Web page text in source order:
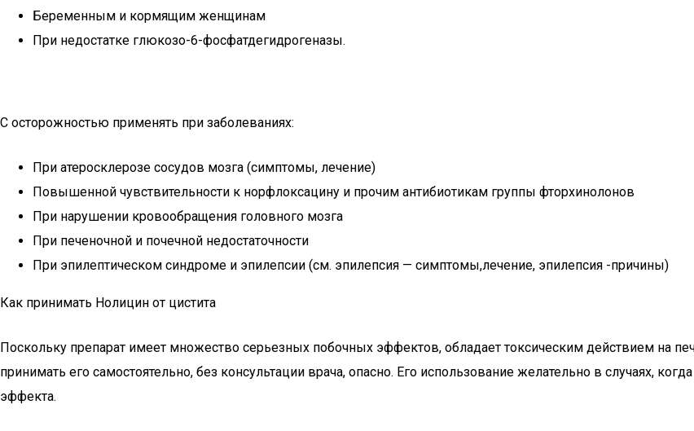
Беременным и кормящим женщинам
При недостатке глюкозо-6-фосфатдегидрогеназы.
C осторожностью применять при заболеваниях:
При атеросклерозе сосудов мозга (симптомы, лечение)
Повышенной чувствительности к норфлоксацину и прочим антибиотикам группы фторхинолонов
При нарушении кровообращения головного мозга
При печеночной и почечной недостаточности
При эпилептическом синдроме и эпилепсии (см. эпилепсия — симптомы,лечение, эпилепсия -причины)
Как принимать Нолицин от цистита
Поскольку препарат имеет множество серьезных побочных эффектов, обладает токсическим действием на
принимать его самостоятельно, без консультации врача, опасно. Его использование желательно в случаях,
эффекта.